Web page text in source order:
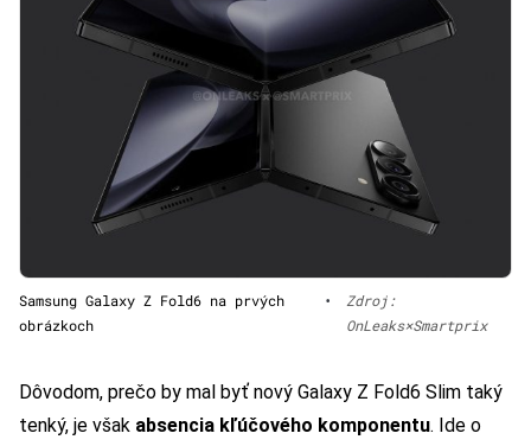
Samsung Galaxy Z Fold6 na prvých
obrázkoch
•
Zdroj:
OnLeaks×Smartprix
Dôvodom, prečo by mal byť nový Galaxy Z Fold6 Slim taký
tenký, je však absencia kľúčového komponentu. Ide o